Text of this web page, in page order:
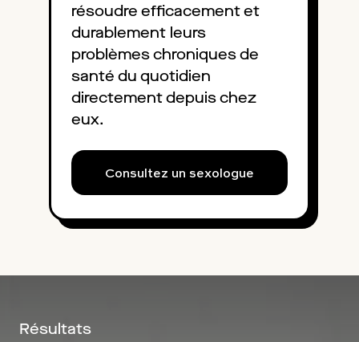
résoudre efficacement et
durablement leurs
problèmes chroniques de
santé du quotidien
directement depuis chez
eux.
Consultez un sexologue
Résultats